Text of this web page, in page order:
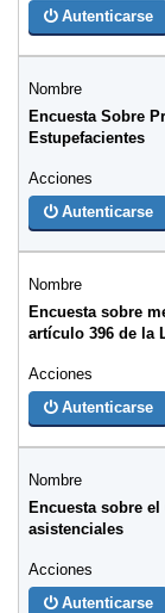
Autenticarse
Encuesta Sobre
Estupefacientes
Autenticarse
Encuesta sobre
artículo 396 de la
Autenticarse
Encuesta sobre
asistenciales
Autenticarse